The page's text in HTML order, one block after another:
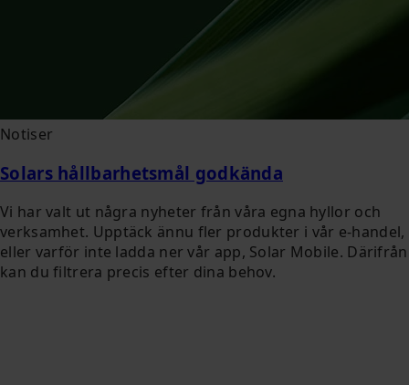
Notiser
Solars hållbarhetsmål godkända
Vi har valt ut några nyheter från våra egna hyllor och
verksamhet. Upptäck ännu fler produkter i vår e-handel,
eller varför inte ladda ner vår app, Solar Mobile. Därifrån
kan du filtrera precis efter dina behov.